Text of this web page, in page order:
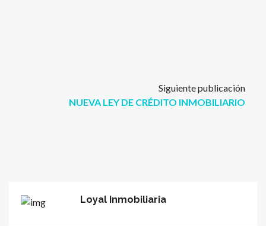
Siguiente publicación
NUEVA LEY DE CRÉDITO INMOBILIARIO
Loyal Inmobiliaria